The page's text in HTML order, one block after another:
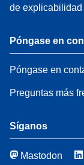
de explicabilidad
Póngase en
Póngase en
Preguntas más
Síganos
Mastodon